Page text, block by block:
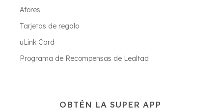
Afores
Tarjetas de regalo
uLink Card
Programa de Recompensas de Lealtad
OBTÉN LA SUPER APP